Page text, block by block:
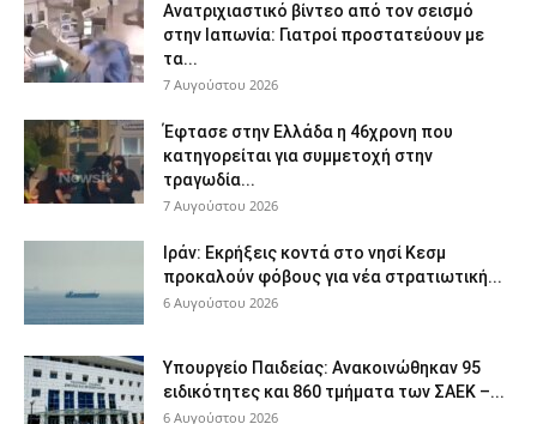
Ανατριχιαστικό βίντεο από τον σεισμό
στην Ιαπωνία: Γιατροί προστατεύουν με
τα...
7 Αυγούστου 2026
Έφτασε στην Ελλάδα η 46χρονη που
κατηγορείται για συμμετοχή στην
τραγωδία...
7 Αυγούστου 2026
Ιράν: Εκρήξεις κοντά στο νησί Κεσμ
προκαλούν φόβους για νέα στρατιωτική...
6 Αυγούστου 2026
Υπουργείο Παιδείας: Ανακοινώθηκαν 95
ειδικότητες και 860 τμήματα των ΣΑΕΚ –...
6 Αυγούστου 2026